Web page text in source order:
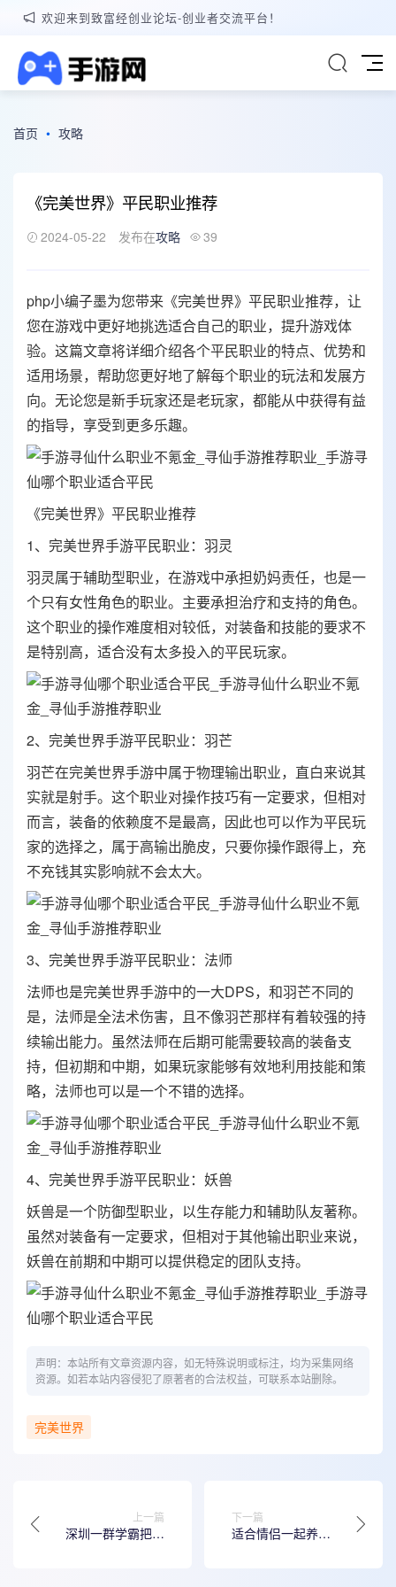
欢迎来到致富经创业论坛-创业者交流平台！
首页 • 攻略
《完美世界》平民职业推荐
2024-05-22 发布在攻略 39
php小编子墨为您带来《完美世界》平民职业推荐，让
您在游戏中更好地挑选适合自己的职业，提升游戏体
验。这篇文章将详细介绍各个平民职业的特点、优势和
适用场景，帮助您更好地了解每个职业的玩法和发展方
向。无论您是新手玩家还是老玩家，都能从中获得有益
的指导，享受到更多乐趣。
《完美世界》平民职业推荐
1、完美世界手游平民职业：羽灵
羽灵属于辅助型职业，在游戏中承担奶妈责任，也是一
个只有女性角色的职业。主要承担治疗和支持的角色。
这个职业的操作难度相对较低，对装备和技能的要求不
是特别高，适合没有太多投入的平民玩家。
2、完美世界手游平民职业：羽芒
羽芒在完美世界手游中属于物理输出职业，直白来说其
实就是射手。这个职业对操作技巧有一定要求，但相对
而言，装备的依赖度不是最高，因此也可以作为平民玩
家的选择之，属于高输出脆皮，只要你操作跟得上，充
不充钱其实影响就不会太大。
3、完美世界手游平民职业：法师
法师也是完美世界手游中的一大DPS，和羽芒不同的
是，法师是全法术伤害，且不像羽芒那样有着较强的持
续输出能力。虽然法师在后期可能需要较高的装备支
持，但初期和中期，如果玩家能够有效地利用技能和策
略，法师也可以是一个不错的选择。
4、完美世界手游平民职业：妖兽
妖兽是一个防御型职业，以生存能力和辅助队友著称。
虽然对装备有一定要求，但相对于其他输出职业来说，
妖兽在前期和中期可以提供稳定的团队支持。
声明：本站所有文章资源内容，如无特殊说明或标注，均为采集网络
资源。如若本站内容侵犯了原著者的合法权益，可联系本站删除。
完美世界
上一篇
深圳一群学霸把母
下一篇
适合情侣一起养成